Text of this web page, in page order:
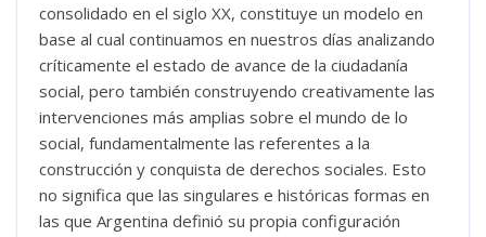
consolidado en el siglo XX, constituye un modelo en
base al cual continuamos en nuestros días analizando
críticamente el estado de avance de la ciudadanía
social, pero también construyendo creativamente las
intervenciones más amplias sobre el mundo de lo
social, fundamentalmente las referentes a la
construcción y conquista de derechos sociales. Esto
no significa que las singulares e históricas formas en
las que Argentina definió su propia configuración